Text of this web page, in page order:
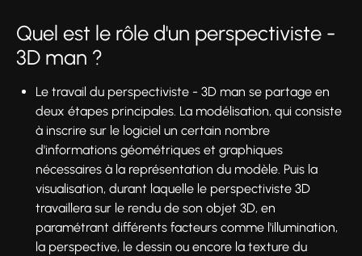
Quel est le rôle d'un perspectiviste -
3D man ?
Le travail du perspectiviste - 3D man se partage en
deux étapes principales. La modélisation, qui consiste
à inscrire sur le logiciel un certain nombre
d'informations géométriques et graphiques
nécessaires à la représentation du modèle. Puis la
visualisation, durant laquelle le perspectiviste 3D
travaillera sur le rendu de son objet 3D, en
paramétrant différents facteurs comme l'illumination,
la perspective, le dessin ou encore la texture du